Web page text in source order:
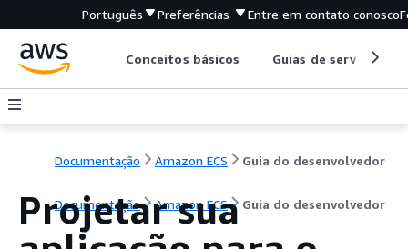
Português Preferências Entre em contato conosco
Conceitos básicos Guias de serviço
Documentação Amazon ECS Guia do desenvolvedor
Documentação Amazon ECS Guia do desenvolvedor
Projetar sua